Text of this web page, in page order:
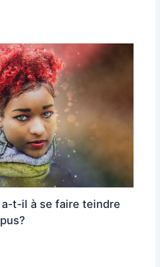
t-il à se faire teindre